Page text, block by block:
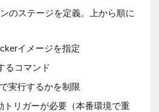
のステージを定義。上から順に
イメージを指定
るコマンド
実行するかを制限
トリガーが必要（本番環境で重